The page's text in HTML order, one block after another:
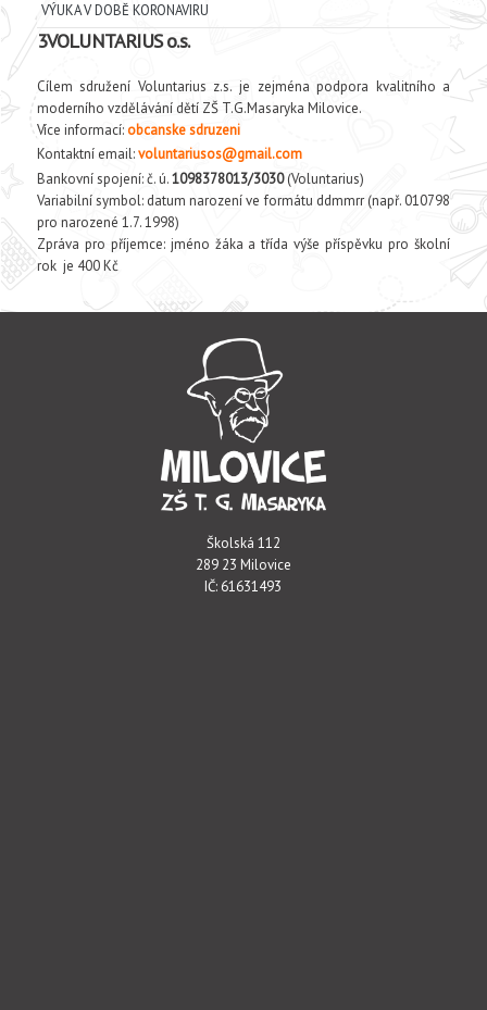
VÝUKA V DOBĚ KORONAVIRU
3VOLUNTARIUS o.s.
Cílem sdružení Voluntarius z.s. je zejména podpora kvalitního a
moderního vzdělávání dětí ZŠ T.G.Masaryka Milovice.
Více informací:obcanske sdruzeni
Kontaktní email:voluntariusos@gmail.com
Bankovní spojení: č. ú.1098378013/3030(Voluntarius)
Variabilní symbol: datum narození ve formátu ddmmrr (např. 010798
pro narozené 1.7. 1998)
Zpráva pro příjemce: jméno žáka a třída výše příspěvku pro školní
rok je 400 Kč
Školská 112
289 23 Milovice
IČ: 61631493